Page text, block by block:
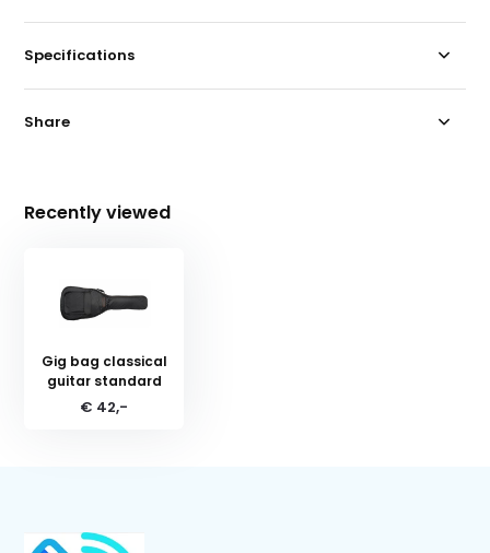
Specifications
Share
Recently viewed
Gig bag classical
guitar standard
€ 42,-